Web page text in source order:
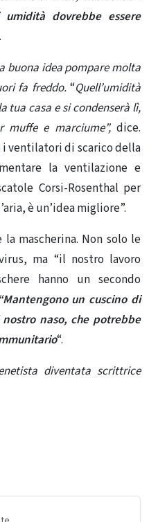
dovrebbe essere
buona idea pompare molta
fa freddo. “Quell’umidità
tua casa e si condenserà lì,
e marciume”,dice.
i ventilatori di scarico della
la ventilazione e
Corsi-Rosenthal per
è un’idea migliore”.
mascherina. Non solo le
ma “il nostro lavoro
hanno un secondo
“Mantengono un cuscino di
naso, che potrebbe
“.
diventata scrittrice